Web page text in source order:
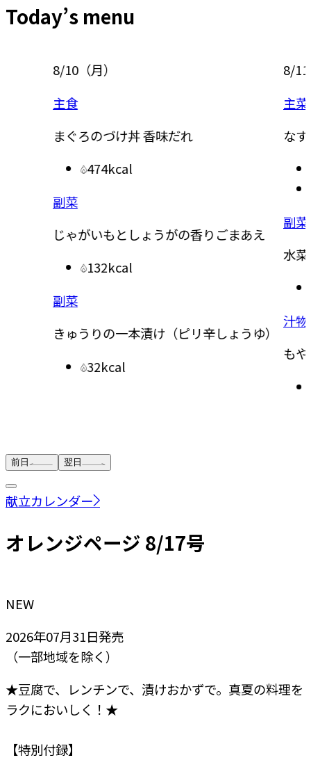
Today’s menu
8/10（月）
主食
まぐろのづけ丼 香味だれ
474kcal
副菜
じゃがいもとしょうがの香りごまあえ
132kcal
副菜
きゅうりの一本漬け（ピリ辛しょうゆ）
32kcal
8/11（
主菜
なす
副菜
水菜
汁物
もや
前日 翌日
献立カレンダー
オレンジページ 8/17号
NEW
2026年07月31日発売
（一部地域を除く）
★豆腐で、レンチンで、漬けおかずで。真夏の料理を
ラクにおいしく！★
【特別付録】